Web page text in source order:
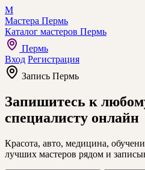
М
Мастера Пермь
Каталог мастеров Пермь
Пермь
Вход Регистрация
Запись Пермь
Запишитесь к
специалисту онлайн
Красота, авто, медицина,
лучших мастеров рядом и